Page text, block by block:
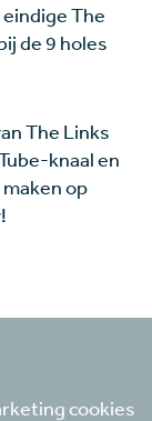
The
de 9 holes
The Links
knaal en
op
cookies